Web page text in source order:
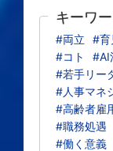
キーワ
#両立 #育
#コト
#AI
#若手リー
#人事マネ
#高齢者雇
#職務処遇
#働く意義